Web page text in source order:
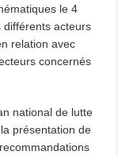
le 4
différents acteurs
relation avec
concernés
national de lutte
présentation de